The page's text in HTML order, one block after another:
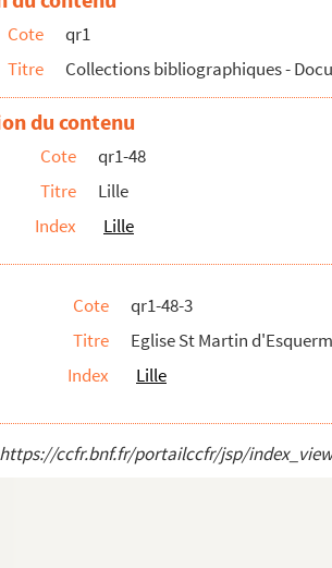
Cote
qr1
Titre
Collections bibliographiques -
du contenu
Cote
qr1-48
Titre
Lille
Index
Lille
Cote
qr1-48-3
Titre
Eglise St Martin
Index
Lille
https://ccfr.bnf.fr/portailccfr/jsp/